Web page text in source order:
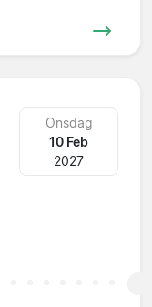
Onsdag
10 Feb
2027